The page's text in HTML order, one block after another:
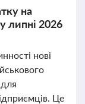
на
липні 2026
нові
Це